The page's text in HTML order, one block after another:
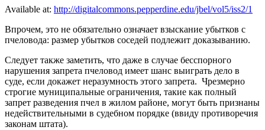
Available at: http://digitalcommons.pepperdine.edu/jbel/vol5/iss2/1
Впрочем, это не обязательно означает взыскание убытков с
пчеловода: размер убытков соседей подлежит доказыванию.
Следует также заметить, что даже в случае бесспорного
нарушения запрета пчеловод имеет шанс выиграть дело в
суде, если докажет неразумность этого запрета. Чрезмерно
строгие муниципальные ограничения, такие как полный
запрет разведения пчел в жилом районе, могут быть признаны
недействительными в судебном порядке (ввиду противоречия
законам штата).